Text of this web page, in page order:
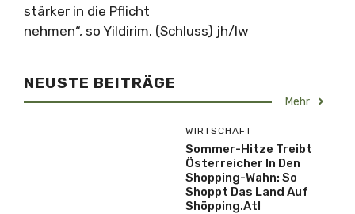
stärker in die Pflicht
nehmen“, so Yildirim. (Schluss) jh/lw
NEUSTE BEITRÄGE
Mehr
WIRTSCHAFT
Sommer-Hitze Treibt
Österreicher In Den
Shopping-Wahn: So
Shoppt Das Land Auf
Shöpping.at!